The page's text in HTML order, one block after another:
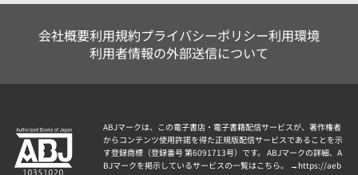
会社概要利用規約プライバシーポリシー利用環境
利用者情報の外部送信について
ABJマークは、この電子書店・電子書籍配信サービスが、著作権者
からコンテンツ使用許諾を得た正規版配信サービスであることを示
す登録商標（登録番号 第6091713号）です。 ABJマークの詳細、A
BJマークを掲示しているサービスの一覧はこちら。 → https://aeb